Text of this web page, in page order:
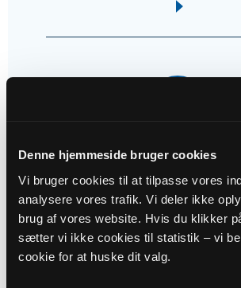
Denne hjemmeside bruger cookies
Vi bruger cookies til at tilpasse vores
analysere vores trafik. Vi deler ikke
brug af vores website. Hvis du klikker
sætter vi ikke cookies til statistik – vi
cookie for at huske dit valg.
Gudstjeneste
Janderup Kirke kl. 10:30 -
Lise Hindsholm